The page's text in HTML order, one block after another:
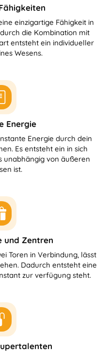
einzigartige Fähigkeit in
die Kombination mit
entsteht ein individueller
Wesens.
Energie
Energie durch dein
Es entsteht ein in sich
unabhängig von äußeren
ist.
und Zentren
Toren in Verbindung, lässt
Dadurch entsteht eine
zur verfügung steht.